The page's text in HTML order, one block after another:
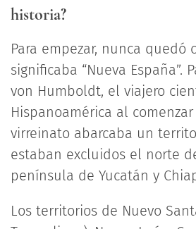
historia?
Para empezar, nunca quedó
significaba “Nueva España”.
von Humboldt, el viajero
Hispanoamérica al
virreinato abarcaba un
estaban excluidos el norte
península de Yucatán y
Los territorios de Nuevo